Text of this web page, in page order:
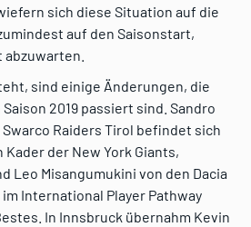
sich diese Situation auf die
auf den Saisonstart,
sind einige Änderungen, die
2019 passiert sind. Sandro
Raiders Tirol befindet sich
der New York Giants,
Leo Misangumukini von den Dacia
International Player Pathway
In Innsbruck übernahm Kevin